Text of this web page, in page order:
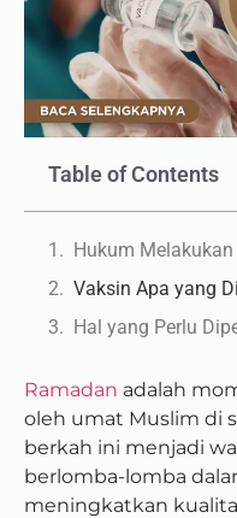
Table of Contents
Hukum
Vaksin Apa yang
Ramadan adalah
oleh umat Muslim di
berkah ini menjadi
berlomba-lomba
meningkatkan